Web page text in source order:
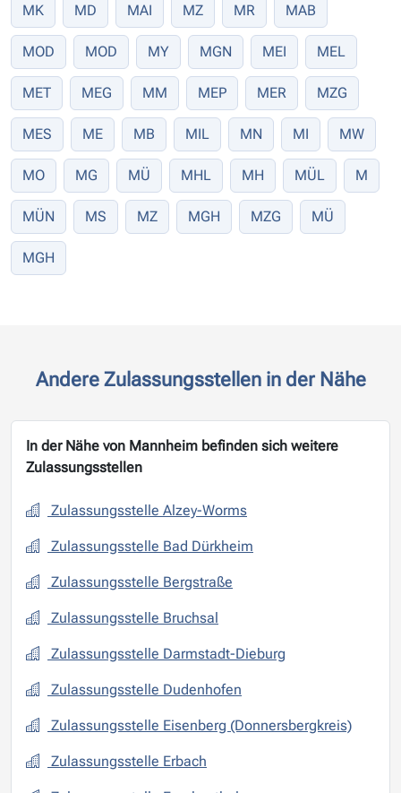
MK MD MAI MZ MR MAB
MOD MOD MY MGN MEI MEL
MET MEG MM MEP MER MZG
MES ME MB MIL MN MI MW
MO MG MÜ MHL MH MÜL M
MÜN MS MZ MGH MZG MÜ
MGH
Andere Zulassungsstellen in der Nähe
In der Nähe von Mannheim befinden sich weitere
Zulassungsstellen
Zulassungsstelle Alzey-Worms
Zulassungsstelle Bad Dürkheim
Zulassungsstelle Bergstraße
Zulassungsstelle Bruchsal
Zulassungsstelle Darmstadt-Dieburg
Zulassungsstelle Dudenhofen
Zulassungsstelle Eisenberg (Donnersbergkreis)
Zulassungsstelle Erbach